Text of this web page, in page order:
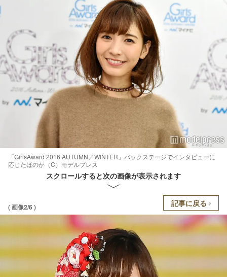
「GirlsAward 2016 AUTUMN／WINTER」バックステージでインタビューに
応じたほのか（C）モデルプレス
スクロールすると次の画像が表示されます
( 画像2/6 ) 記事に戻る